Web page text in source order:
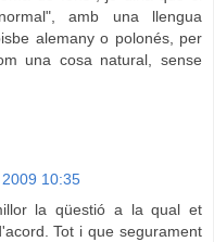
amb una llengua
alemany o polonés, per
una cosa natural, sense
2009 10:35
la qüestió a la qual et
Tot i que segurament